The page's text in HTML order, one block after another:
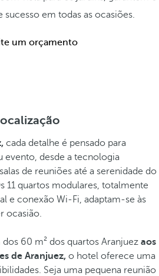
em todas as ocasiões.
um orçamento
cada detalhe é pensado para
evento, desde a tecnologia
de reuniões até a serenidade do
11 quartos modulares, totalmente
e conexão Wi-Fi, adaptam-se às
ocasião.
60 m² dos quartos Aranjuez aos
de Aranjuez, o hotel oferece uma
Seja uma pequena reunião